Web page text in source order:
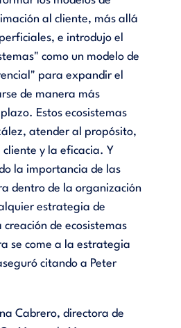
al cliente, más allá
e introdujo el
como un modelo de
para expandir el
de manera más
Estos ecosistemas
atender al propósito,
cliente y la eficacia. Y
la importancia de las
dentro de la organización
estrategia de
de ecosistemas
se come a la estrategia
citando a Peter
Cabrero, directora de